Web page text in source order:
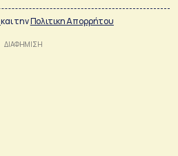
και τηνΠολιτικη Απορρήτου